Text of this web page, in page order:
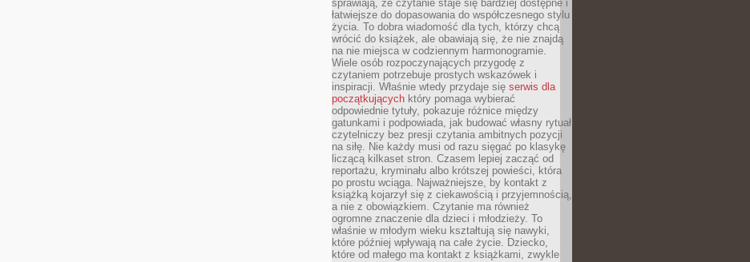
sprawiają, że czytanie staje się bardziej dostępne i
łatwiejsze do dopasowania do współczesnego stylu
życia. To dobra wiadomość dla tych, którzy chcą
wrócić do książek, ale obawiają się, że nie znajdą
na nie miejsca w codziennym harmonogramie.
Wiele osób rozpoczynających przygodę z
czytaniem potrzebuje prostych wskazówek i
inspiracji. Właśnie wtedy przydaje się serwis dla
początkujących który pomaga wybierać
odpowiednie tytuły, pokazuje różnice między
gatunkami i podpowiada, jak budować własny rytuał
czytelniczy bez presji czytania ambitnych pozycji
na siłę. Nie każdy musi od razu sięgać po klasykę
liczącą kilkaset stron. Czasem lepiej zacząć od
reportażu, kryminału albo krótszej powieści, która
po prostu wciąga. Najważniejsze, by kontakt z
książką kojarzył się z ciekawością i przyjemnością,
a nie z obowiązkiem. Czytanie ma również
ogromne znaczenie dla dzieci i młodzieży. To
właśnie w młodym wieku kształtują się nawyki,
które później wpływają na całe życie. Dziecko,
które od małego ma kontakt z książkami, zwykle